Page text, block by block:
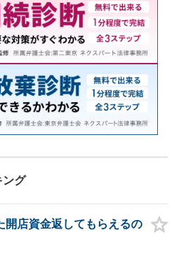
ング
開店資金返してもらえるの